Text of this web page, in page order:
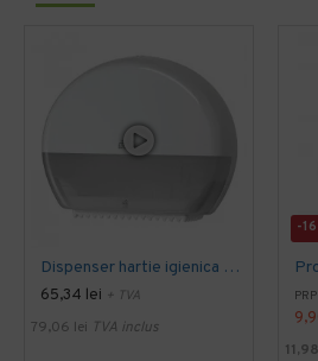
Dispenser hartie igienica mini Jumbo Tork alb
65,34 lei + TVA
79,06 lei TVA inclus
-
PRP